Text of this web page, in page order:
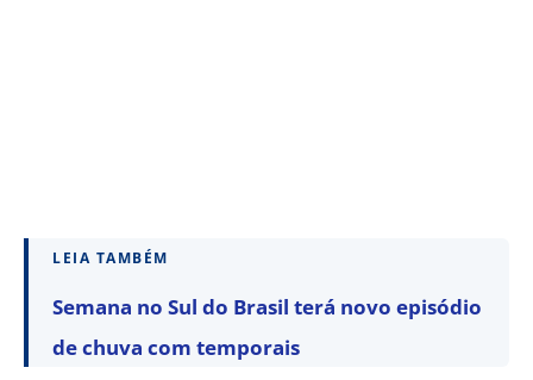
LEIA TAMBÉM
Semana no Sul do Brasil terá novo episódio
de chuva com temporais